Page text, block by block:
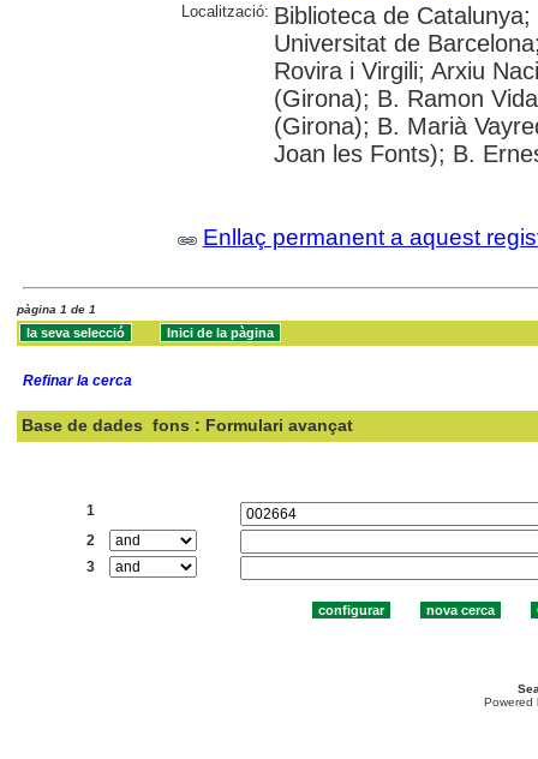
Localització: Biblioteca de
Universitat de
Rovira i Virgili; Arxiu
(Girona); B. Ramon
(Girona); B. Marià
Joan les Fonts); B.
Enllaç permanent a aquest
pàgina 1 de 1
Refinar la cerca
Base de dades fons : Formulari avançat
1
2
3